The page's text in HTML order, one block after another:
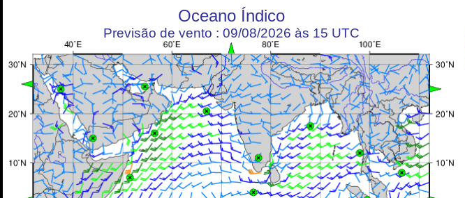
Oceano Índico
Previsão de vento : 09/08/2026 às 15 UTC